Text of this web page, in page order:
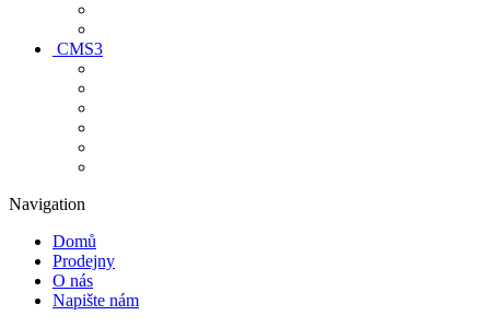
CMS3
Navigation
Domů
Prodejny
O nás
Napište nám